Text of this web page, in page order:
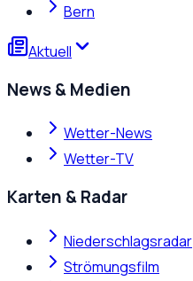
Bern
Aktuell
News & Medien
Wetter-News
Wetter-TV
Karten & Radar
Niederschlagsradar
Strömungsfilm